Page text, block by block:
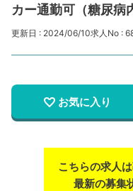
カー通勤可（糖尿病
更新日 : 2024/06/10求人No :
お気に入り
こちらの求人
最新の募集